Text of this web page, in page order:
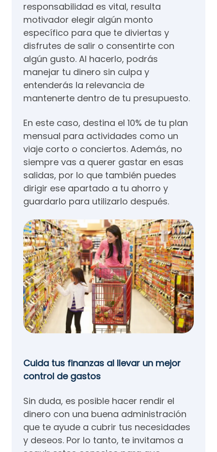
responsabilidad es vital, resulta
motivador elegir algún monto
específico para que te diviertas y
disfrutes de salir o consentirte con
algún gusto. Al hacerlo, podrás
manejar tu dinero sin culpa y
entenderás la relevancia de
mantenerte dentro de tu presupuesto.
En este caso, destina el 10% de tu plan
mensual para actividades como un
viaje corto o conciertos. Además, no
siempre vas a querer gastar en esas
salidas, por lo que también puedes
dirigir ese apartado a tu ahorro y
guardarlo para utilizarlo después.
Cuida tus finanzas al llevar un mejor
control de gastos
Sin duda, es posible hacer rendir el
dinero con una buena administración
que te ayude a cubrir tus necesidades
y deseos. Por lo tanto, te invitamos a